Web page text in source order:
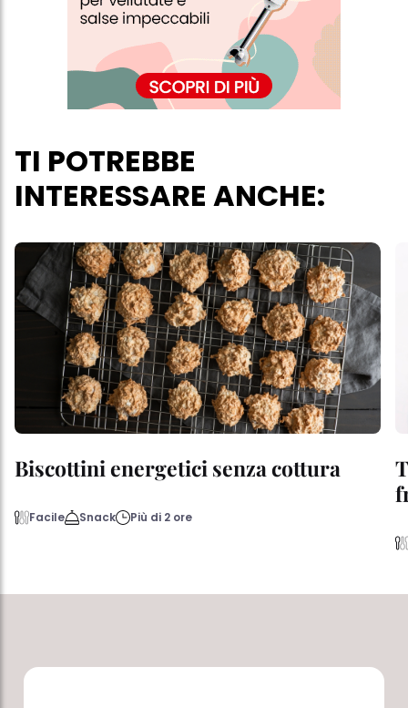
TI POTREBBE
INTERESSARE ANCHE:
Biscottini energetici senza cottura
Facile Snack Più di 2 ore
personali per tutte le finalità sopra indicate. Se fai clic su "Rifiuta",
verranno utilizzati solo i cookie tecnicamente necessari per fornirti